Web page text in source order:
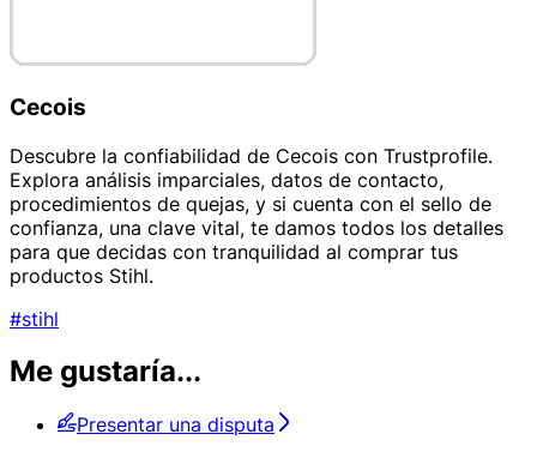
Cecois
Descubre la confiabilidad de Cecois con Trustprofile.
Explora análisis imparciales, datos de contacto,
procedimientos de quejas, y si cuenta con el sello de
confianza, una clave vital, te damos todos los detalles
para que decidas con tranquilidad al comprar tus
productos Stihl.
#stihl
Me gustaría...
Presentar una disputa